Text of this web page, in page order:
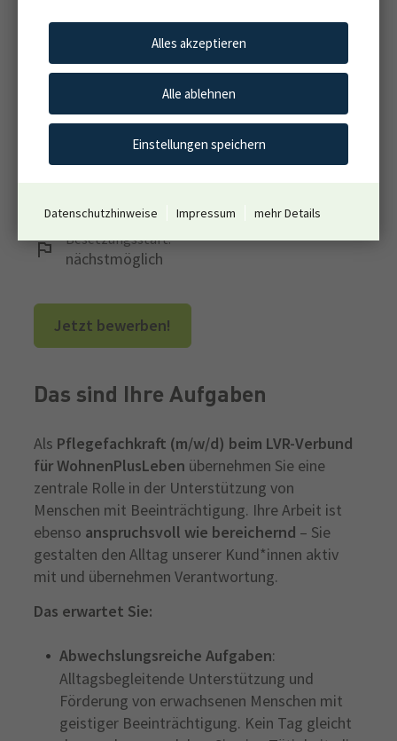
Alles akzeptieren
Alle ablehnen
Einstellungen speichern
Datenschutzhinweise Impressum mehr Details
Einsatzstelle:
Vergütung:
unbefristet
Besetzungsstart:
nächstmöglich
Jetzt bewerben!
Das sind Ihre Aufgaben
Als Pflegefachkraft (m/w/d) beim LVR-Verbund
für WohnenPlusLeben übernehmen Sie eine
zentrale Rolle in der Unterstützung von
Menschen mit Beeinträchtigung. Ihre Arbeit ist
ebenso anspruchsvoll wie bereichernd – Sie
gestalten den Alltag unserer Kund*innen aktiv
mit und übernehmen Verantwortung.
Das erwartet Sie:
Abwechslungsreiche Aufgaben:
Alltagsbegleitende Unterstützung und
Förderung von erwachsenen Menschen mit
geistiger Beeinträchtigung. Kein Tag gleicht